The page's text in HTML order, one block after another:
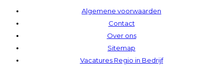
Algemene voorwaarden
Contact
Over ons
Sitemap
Vacatures Regio in Bedrijf